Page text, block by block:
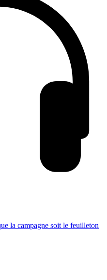
la campagne soit le feuilleton